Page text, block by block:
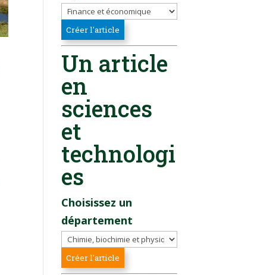
Un article
en
sciences
et
technologi
es
Choisissez un
département